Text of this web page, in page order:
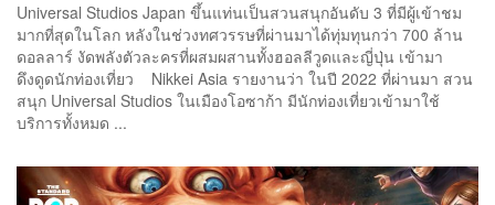
Universal Studios Japan ขึ้นแท่นเป็นสวนสนุกอันดับ 3 ที่มีผู้เข้าชม
มากที่สุดในโลก หลังในช่วงทศวรรษที่ผ่านมาได้ทุ่มทุนกว่า 700 ล้าน
ดอลลาร์ งัดพลังตัวละครที่ผสมผสานทั้งฮอลลีวูดและญี่ปุ่น เข้ามา
ดึงดูดนักท่องเที่ยว Nikkei Asia รายงานว่า ในปี 2022 ที่ผ่านมา สวน
สนุก Universal Studios ในเมืองโอซาก้า มีนักท่องเที่ยวเข้ามาใช้
บริการทั้งหมด ...